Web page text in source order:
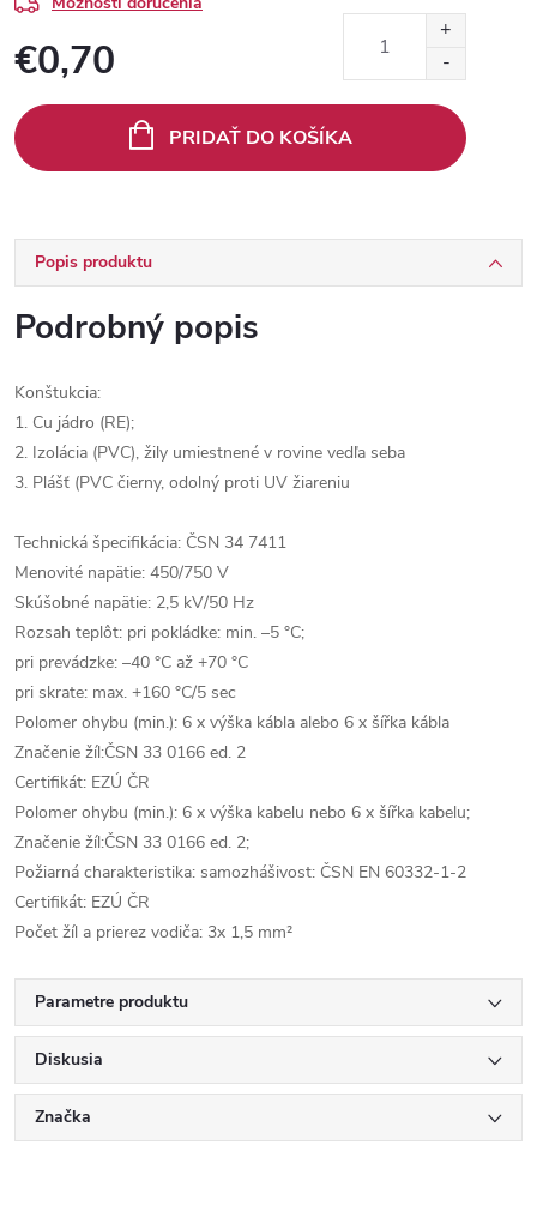
€0,70
cena:
PRIDAŤ DO KOŠÍKA
Popis produktu
Podrobný popis
Konštukcia:
1. Cu jádro (RE);
2. Izolácia (PVC), žily umiestnené v rovine vedľa seba
3. Plášť (PVC čierny, odolný proti UV žiareniu
Technická špecifikácia: ČSN 34 7411
Menovité napätie: 450/750 V
Skúšobné napätie: 2,5 kV/50 Hz
Rozsah teplôt: pri pokládke: min. –5 °C;
pri prevádzke: –40 °C až +70 °C
pri skrate: max. +160 °C/5 sec
Polomer ohybu (min.): 6 x výška kábla alebo 6 x šířka kábla
Značenie žíl:ČSN 33 0166 ed. 2
Certifikát: EZÚ ČR
Polomer ohybu (min.): 6 x výška kabelu nebo 6 x šířka kabelu;
Značenie žíl:ČSN 33 0166 ed. 2;
Požiarná charakteristika: samozhášivost: ČSN EN 60332-1-2
Certifikát: EZÚ ČR
Počet žíl a prierez vodiča: 3x 1,5 mm²
Parametre produktu
Diskusia
Značka